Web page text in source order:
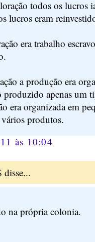
todos os lucros
lucros eram
era trabalho
a produção era
produzido apenas um
era organizada em
produtos.
às 10:04
disse...
na própria colonia.